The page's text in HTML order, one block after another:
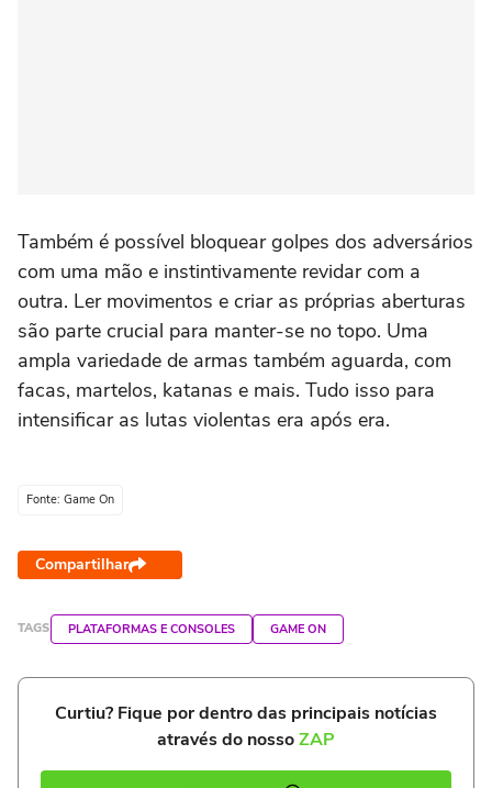
Também é possível bloquear golpes dos adversários
com uma mão e instintivamente revidar com a
outra. Ler movimentos e criar as próprias aberturas
são parte crucial para manter-se no topo. Uma
ampla variedade de armas também aguarda, com
facas, martelos, katanas e mais. Tudo isso para
intensificar as lutas violentas era após era.
Fonte: Game On
Compartilhar
TAGS PLATAFORMAS E CONSOLES GAME ON
Curtiu? Fique por dentro das principais notícias
através do nossoZAP